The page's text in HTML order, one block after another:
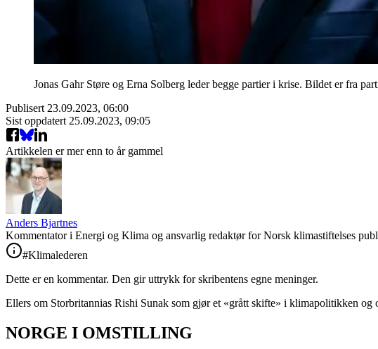
Jonas Gahr Støre og Erna Solberg leder begge partier i krise. Bildet er fra
Publisert 23.09.2023, 06:00
Sist oppdatert 25.09.2023, 09:05
Artikkelen er mer enn to år gammel
Anders Bjartnes
Kommentator i Energi og Klima og ansvarlig redaktør for Norsk klimastiftelses
#Klimalederen
Dette er en kommentar. Den gir uttrykk for skribentens egne meninger.
Ellers om Storbritannias Rishi Sunak som gjør et «grått skifte» i klimapolitikken og
NORGE I OMSTILLING